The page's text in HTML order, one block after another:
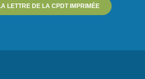
LETTRE DE LA CPDT IMPRIMÉE